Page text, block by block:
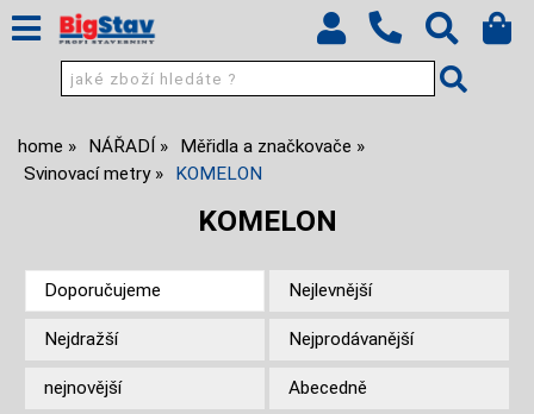
home NÁŘADÍ
Měřidla a značkovače
Svinovací metry
KOMELON
KOMELON
Doporučujeme Nejlevnější
Nejdražší Nejprodávanější
nejnovější Abecedně